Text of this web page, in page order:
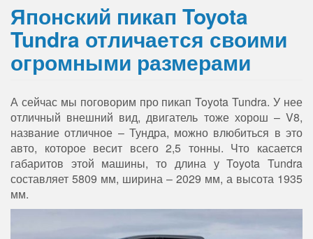
Японский пикап Toyota
Tundra отличается своими
огромными размерами
А сейчас мы поговорим про пикап Toyota Tundra. У нее
отличный внешний вид, двигатель тоже хорош – V8,
название отличное – Тундра, можно влюбиться в это
авто, которое весит всего 2,5 тонны. Что касается
габаритов этой машины, то длина у Toyota Tundra
составляет 5809 мм, ширина – 2029 мм, а высота 1935
мм.